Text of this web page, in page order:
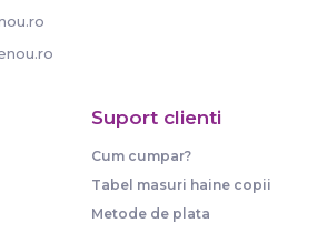
Suport clienti
Cum cumpar?
Tabel masuri haine copii
Metode de plata